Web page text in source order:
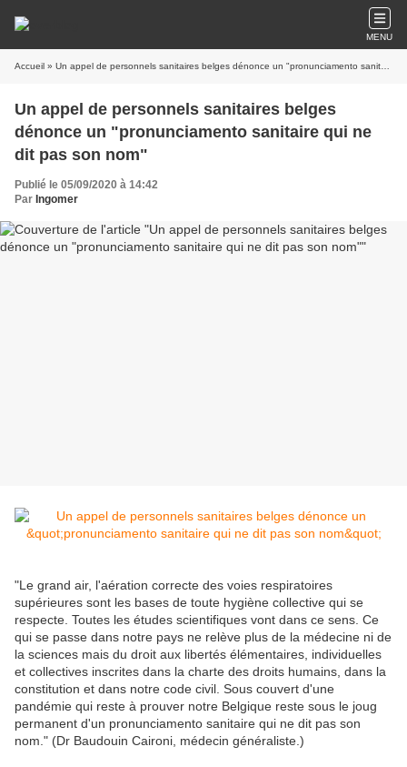
MENU
Accueil » Un appel de personnels sanitaires belges dénonce un "pronunciamento sanitaire qui ne dit pas son nom"
Un appel de personnels sanitaires belges
dénonce un "pronunciamento sanitaire qui ne
dit pas son nom"
Publié le 05/09/2020 à 14:42
Par Ingomer
"Le grand air, l'aération correcte des voies respiratoires
supérieures sont les bases de toute hygiène collective qui se
respecte. Toutes les études scientifiques vont dans ce sens. Ce
qui se passe dans notre pays ne relève plus de la médecine ni de
la sciences mais du droit aux libertés élémentaires, individuelles
et collectives inscrites dans la charte des droits humains, dans la
constitution et dans notre code civil. Sous couvert d'une
pandémie qui reste à prouver notre Belgique reste sous le joug
permanent d'un pronunciamento sanitaire qui ne dit pas son
nom." (Dr Baudouin Caironi, médecin généraliste.)